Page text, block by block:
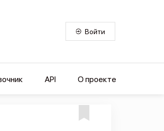
Войти
API О проекте